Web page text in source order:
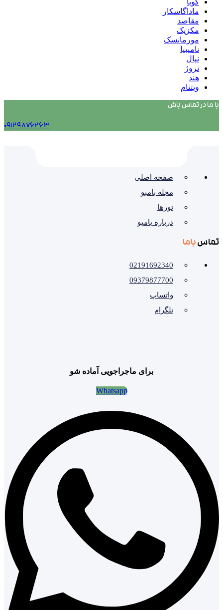
ماداگاسکار
مقاصد
مکزیک
مورمانسک
نامیبیا
نپال
نروژ
هند
ویتنام
با ما در تماس باش
۰۹۱۲۹۸۷۶۲۶۳
صفحه اصلی
مجله بامبو
تورها
درباره بامبو
تماسباما
02191692340
09379877700
واتساپ
تلگرام
برای ماجراجویی آماده شو
Whatsapp